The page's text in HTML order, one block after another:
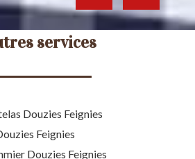
services
Douzies Feignies
Feignies
Douzies Feignies